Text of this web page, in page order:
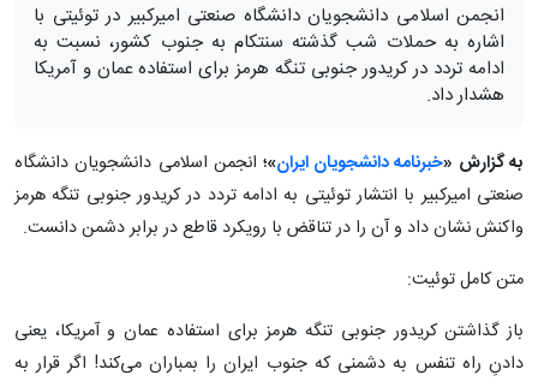
انجمن اسلامی دانشجویان دانشگاه صنعتی امیرکبیر در توئیتی با
اشاره به حملات شب گذشته سنتکام به جنوب کشور، نسبت به
ادامه تردد در کریدور جنوبی تنگه هرمز برای استفاده عمان و آمریکا
هشدار داد.
به گزارش «خبرنامه دانشجویان ایران»؛ انجمن اسلامی دانشجویان دانشگاه
صنعتی امیرکبیر با انتشار توئیتی به ادامه تردد در کریدور جنوبی تنگه هرمز
واکنش نشان داد و آن را در تناقض با رویکرد قاطع در برابر دشمن دانست.
متن کامل توئیت:
باز گذاشتن کریدور جنوبی تنگه هرمز برای استفاده عمان و آمریکا، یعنی
دادنِ راه تنفس به دشمنی که جنوب ایران را بمباران می‌کند! اگر قرار به